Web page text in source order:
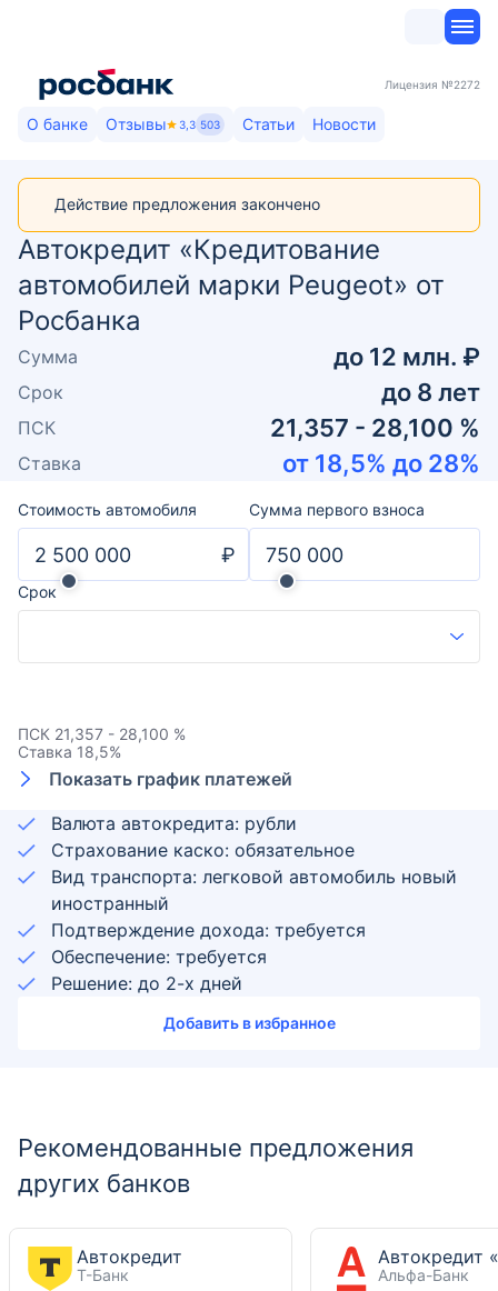
Лицензия №2272
О банке Отзывы 3,3 503 Статьи Новости
Действие предложения закончено
Автокредит «Кредитование
автомобилей марки Peugeot» от
Росбанка
Добавить в избранное
Сумма до 12 млн. ₽
Срок до 8 лет
ПСК 21,357 - 28,100 %
Ставка от 18,5% до 28%
Валюта автокредита: рубли
Страхование каско: обязательное
Вид транспорта: легковой автомобиль новый
иностранный
Подтверждение дохода: требуется
Обеспечение: требуется
Решение: до 2-х дней
Стоимость автомобиля
₽
Сумма первого взноса
Срок
ПСК 21,357 - 28,100 %
Ставка 18,5%
Показать график платежей
Рекомендованные предложения
других банков
Автокредит
Т-Банк
Альфа-Банк